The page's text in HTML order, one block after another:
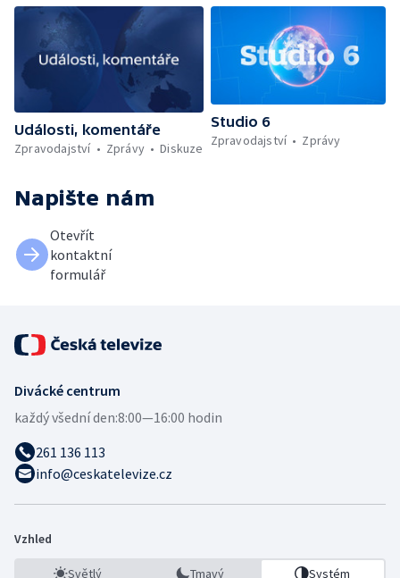
Události, komentáře
Zpravodajství
Zprávy Diskuze
Studio 6
Zpravodajství
Zprávy
Napište nám
Otevřít
kontaktní
formulář
Divácké centrum
každý všední den:8:00—16:00 hodin
261 136 113
info@ceskatelevize.cz
Vzhled
Světlý Tmavý Systém